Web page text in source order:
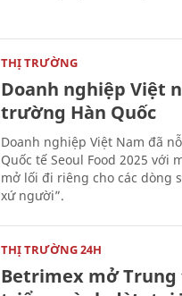
THỊ TRƯỜNG
Doanh nghiệp Việt
trường Hàn Quốc
Doanh nghiệp Việt Nam đã
Quốc tế Seoul Food 2025 với
mở lối đi riêng cho các dòng
xứ người”.
THỊ TRƯỜNG 24H
Betrimex mở Trung